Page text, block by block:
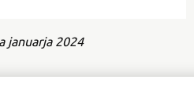
januarja 2024